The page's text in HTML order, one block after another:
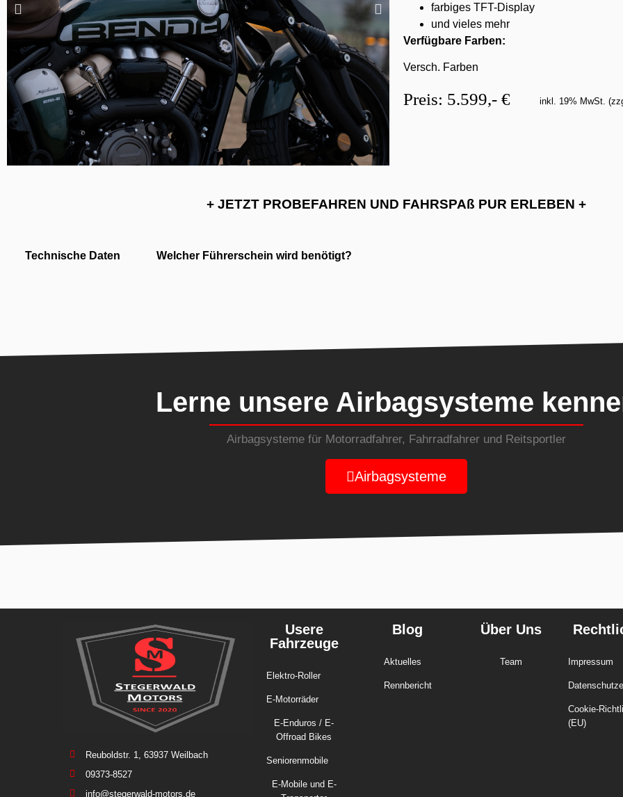
farbiges TFT-Display
und vieles mehr
Verfügbare Farben:
Versch. Farben
Preis: 5.599,- € inkl. 19% MwSt.
+ JETZT PROBEFAHREN UND FAHRSPAß PUR ERLEBEN +
Technische Daten Welcher Führerschein wird benötigt?
Lerne unsere Airbagsysteme
Airbagsysteme für Motorradfahrer, Fahrradfahrer und Reitsportler
Airbagsysteme
Reuboldstr. 1, 63937 Weilbach
09373-8527
info@stegerwald-motors.de
Usere
Fahrzeuge
Elektro-Roller
E-Motorräder
E-Enduros / E-
Offroad Bikes
Seniorenmobile
E-Mobile und E-
Blog
Aktuelles
Rennbericht
Über Uns
Team Impressum
Cookie-
(EU)